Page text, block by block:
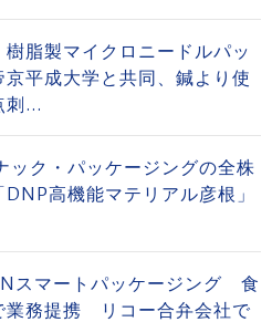
脂製マイクロニードルパッ
平成大学と共同、鍼より使
刺...
ク・パッケージングの全株
高機能マテリアル彦根」
スマートパッケージング 食
業務提携 リコー合弁会社で